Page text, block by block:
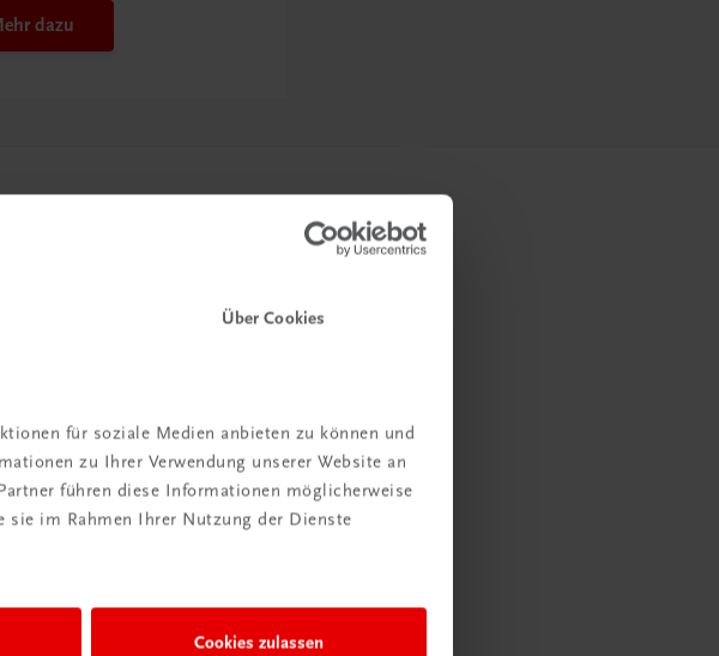
Über Cookies
für soziale Medien anbieten zu können und
zu Ihrer Verwendung unserer Website an
führen diese Informationen möglicherweise
sie im Rahmen Ihrer Nutzung der Dienste
Cookies zulassen
dazu